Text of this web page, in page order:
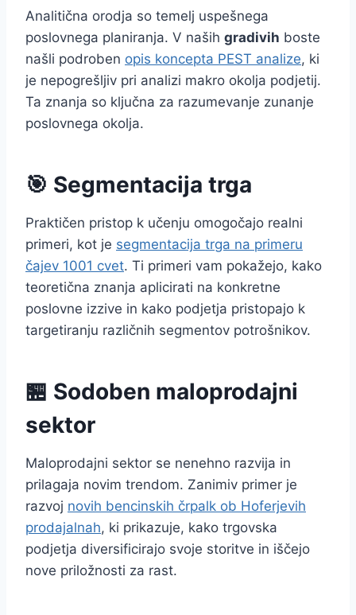
Analitična orodja so temelj uspešnega
poslovnega planiranja. V naših gradivih boste
našli podroben opis koncepta PEST analize, ki
je nepogrešljiv pri analizi makro okolja podjetij.
Ta znanja so ključna za razumevanje zunanje
poslovnega okolja.
🎯 Segmentacija trga
Praktičen pristop k učenju omogočajo realni
primeri, kot je segmentacija trga na primeru
čajev 1001 cvet. Ti primeri vam pokažejo, kako
teoretična znanja aplicirati na konkretne
poslovne izzive in kako podjetja pristopajo k
targetiranju različnih segmentov potrošnikov.
🏪 Sodoben maloprodajni
sektor
Maloprodajni sektor se nenehno razvija in
prilagaja novim trendom. Zanimiv primer je
razvoj novih bencinskih črpalk ob Hoferjevih
prodajalnah, ki prikazuje, kako trgovska
podjetja diversificirajo svoje storitve in iščejo
nove priložnosti za rast.